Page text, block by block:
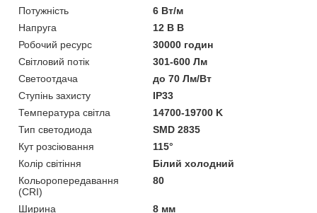
Потужність
6 Вт/м
Напруга
12 В В
Робочий ресурс
30000 годин
Світловий потік
301-600 Лм
Светоотдача
до 70 Лм/Вт
Ступінь захисту
IP33
Температура світла
14700-19700 K
Тип светодиода
SMD 2835
Кут розсіювання
115°
Колір світіння
Білий холодний
Кольоропередавання
(CRI)
80
Ширина 8 мм